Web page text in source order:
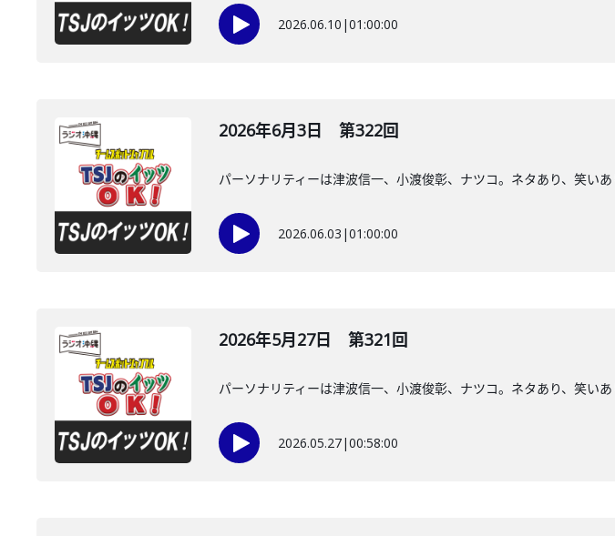
2026.06.10 |01:00:00
2026年6月3日 第322回
パーソナリティーは津波信一、小渡俊彰、ナツコ。ネタあり、笑い
2026.06.03 |01:00:00
2026年5月27日 第321回
パーソナリティーは津波信一、小渡俊彰、ナツコ。ネタあり、笑い
2026.05.27|00:58:00